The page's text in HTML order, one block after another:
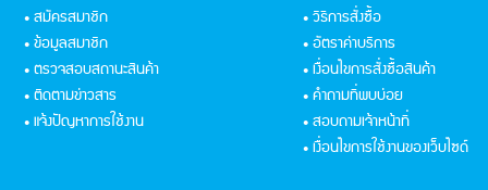
• สมัครสมาชิก
• ข้อมูลสมาชิก
• ตรวจสอบสถานะสินค้า
• ติดตามข่าวสาร
• แจ้งปัญหาการใช้งาน
• วิธีการสั่งซื้อ
• อัตราค่าบริการ
• เงื่อนไขการสั่งซื้อสินค้า
• คำถามที่พบบ่อย
• สอบถามเจ้าหน้าที่
• เงื่อนไขการใช้งานของเว็บไซด์